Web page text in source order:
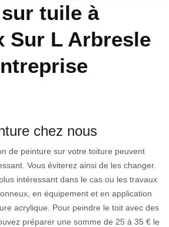
tuile à
Sur L Arbresle
chez nous
de peinture sur votre toiture peuvent
Vous éviterez ainsi de les changer.
intéressant dans le cas ou les travaux
en équipement et en application
acrylique. Pour peindre le toit avec des
préparer une somme de 25 à 35 € le